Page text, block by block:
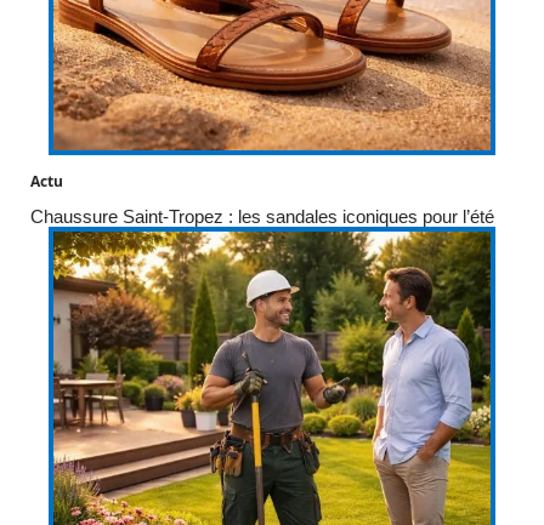
Actu
Chaussure Saint-Tropez : les sandales iconiques pour l’été